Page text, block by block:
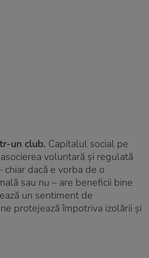
un club. Capitalul social pe
voluntară și regulată
chiar dacă e vorba de o
sau nu – are beneficii bine
un sentiment de
protejează împotriva izolării și